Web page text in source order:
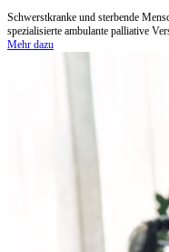
Schwerstkranke und sterbende
spezialisierte ambulante palliative
Mehr dazu